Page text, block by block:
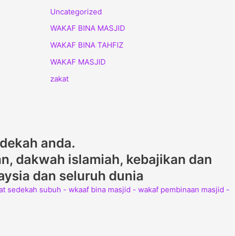
Uncategorized
WAKAF BINA MASJID
WAKAF BINA TAHFIZ
WAKAF MASJID
zakat
anda.
dakwah islamiah, kebajikan dan
dan seluruh dunia